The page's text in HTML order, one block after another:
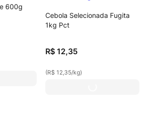
600g
Cebola Selecionada Fugita
1kg Pct
R$ 12,35
(R$ 12,35/kg)